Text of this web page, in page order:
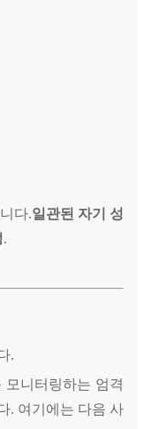
다.일관된 자기 성
.
.
모니터링하는 엄격
. 여기에는 다음 사